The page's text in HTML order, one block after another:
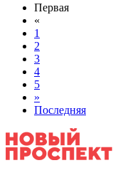
Первая
«
1
2
3
4
5
»
Последняя